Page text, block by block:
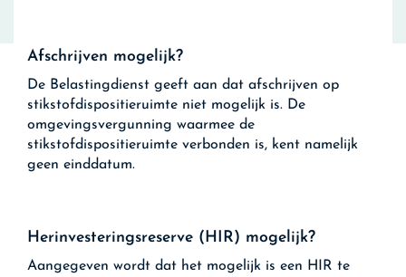
Afschrijven mogelijk?
De Belastingdienst geeft aan dat afschrijven op
stikstofdispositieruimte niet mogelijk is. De
omgevingsvergunning waarmee de
stikstofdispositieruimte verbonden is, kent namelijk
geen einddatum.
Herinvesteringsreserve (HIR) mogelijk?
Aangegeven wordt dat het mogelijk is een HIR te